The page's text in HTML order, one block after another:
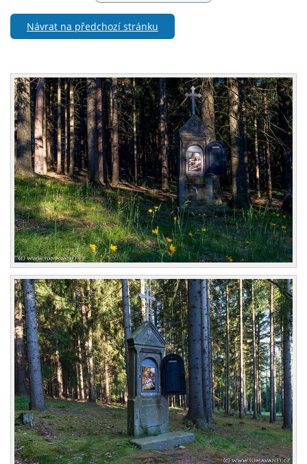
Návrat na předchozí stránku